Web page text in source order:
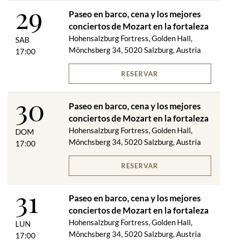
29
SAB
17:00
Paseo en barco, cena y los mejores
conciertos de Mozart en la fortaleza
Hohensalzburg Fortress, Golden Hall,
Mönchsberg 34, 5020 Salzburg, Austria
RESERVAR
30
DOM
17:00
Paseo en barco, cena y los mejores
conciertos de Mozart en la fortaleza
Hohensalzburg Fortress, Golden Hall,
Mönchsberg 34, 5020 Salzburg, Austria
RESERVAR
31
LUN
17:00
Paseo en barco, cena y los mejores
conciertos de Mozart en la fortaleza
Hohensalzburg Fortress, Golden Hall,
Mönchsberg 34, 5020 Salzburg, Austria